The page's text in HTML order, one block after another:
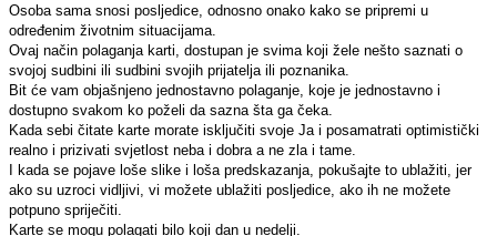
Osoba sama snosi posljedice, odnosno onako kako se pripremi u
određenim životnim situacijama.
Ovaj način polaganja karti, dostupan je svima koji žele nešto saznati o
svojoj sudbini ili sudbini svojih prijatelja ili poznanika.
Bit će vam objašnjeno jednostavno polaganje, koje je jednostavno i
dostupno svakom ko poželi da sazna šta ga čeka.
Kada sebi čitate karte morate isključiti svoje Ja i posamatrati optimistički
realno i prizivati svjetlost neba i dobra a ne zla i tame.
I kada se pojave loše slike i loša predskazanja, pokušajte to ublažiti, jer
ako su uzroci vidljivi, vi možete ublažiti posljedice, ako ih ne možete
potpuno spriječiti.
Karte se mogu polagati bilo koji dan u nedelji.